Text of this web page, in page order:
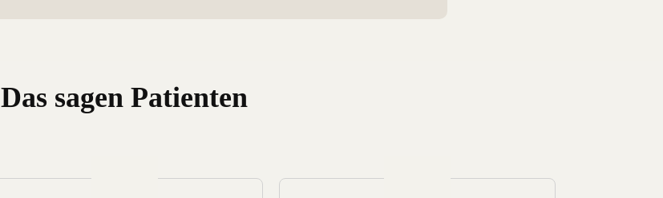
Das sagen Patienten